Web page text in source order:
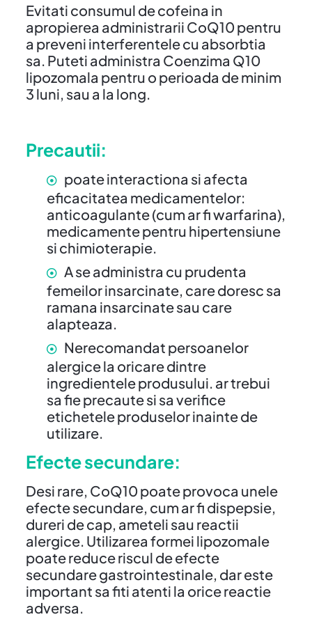
Evitati consumul de cofeina in
apropierea administrarii CoQ10 pentru
a preveni interferentele cu absorbtia
sa. Puteti administra Coenzima Q10
lipozomala pentru o perioada de minim
3 luni, sau a la long.
Precautii:
poate interactiona si afecta
eficacitatea medicamentelor:
anticoagulante (cum ar fi warfarina),
medicamente pentru hipertensiune
si chimioterapie.
A se administra cu prudenta
femeilor insarcinate, care doresc sa
ramana insarcinate sau care
alapteaza.
Nerecomandat persoanelor
alergice la oricare dintre
ingredientele produsului. ar trebui
sa fie precaute si sa verifice
etichetele produselor inainte de
utilizare.
Efecte secundare:
Desi rare, CoQ10 poate provoca unele
efecte secundare, cum ar fi dispepsie,
dureri de cap, ameteli sau reactii
alergice. Utilizarea formei lipozomale
poate reduce riscul de efecte
secundare gastrointestinale, dar este
important sa fiti atenti la orice reactie
adversa.